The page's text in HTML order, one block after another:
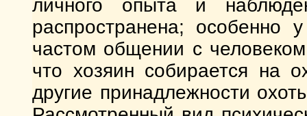
личного опыта и
распространена; особенно
частом общении с
что хозяин собирается на
другие принадлежности